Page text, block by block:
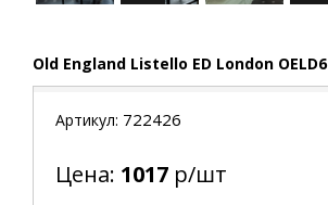
Old England Listello ED London OELD6
Артикул: 722426
Цена: 1017 р/шт